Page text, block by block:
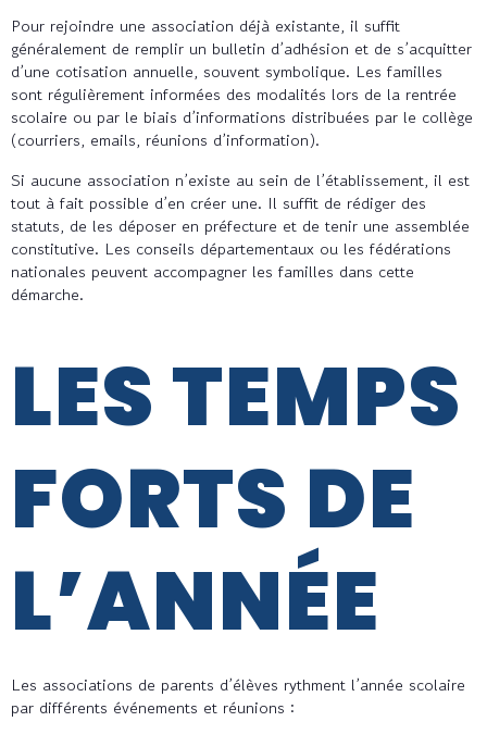
Pour rejoindre une association déjà existante, il suffit
généralement de remplir un bulletin d’adhésion et de s’acquitter
d’une cotisation annuelle, souvent symbolique. Les familles
sont régulièrement informées des modalités lors de la rentrée
scolaire ou par le biais d’informations distribuées par le collège
(courriers, emails, réunions d’information).
Si aucune association n’existe au sein de l’établissement, il est
tout à fait possible d’en créer une. Il suffit de rédiger des
statuts, de les déposer en préfecture et de tenir une assemblée
constitutive. Les conseils départementaux ou les fédérations
nationales peuvent accompagner les familles dans cette
démarche.
LES TEMPS
FORTS DE
L’ANNÉE
Les associations de parents d’élèves rythment l’année scolaire
par différents événements et réunions :